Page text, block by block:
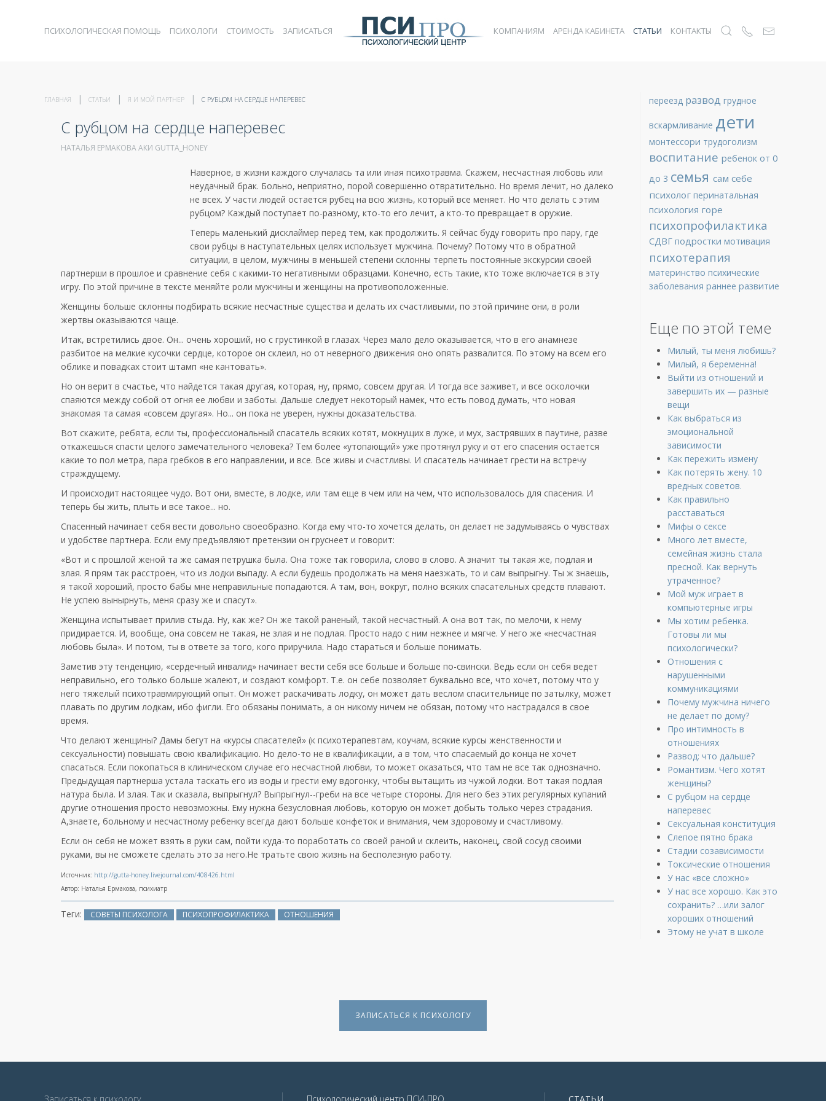
ПСИХОЛОГИЧЕСКАЯ ПОМОЩЬ ПСИХОЛОГИ СТОИМОСТЬ ЗАПИСАТЬСЯ КОМПАНИЯМ АРЕНДА КАБИНЕТА СТАТЬИ КОНТАКТЫ
ГЛАВНАЯ СТАТЬИ Я И МОЙ ПАРТНЕР С РУБЦОМ НА СЕРДЦЕ НАПЕРЕВЕС
С рубцом на сердце наперевес
НАТАЛЬЯ ЕРМАКОВА АКИ GUTTA_HONEY
Наверное, в жизни каждого случалась та или иная психотравма. Скажем, несчастная любовь или
неудачный брак. Больно, неприятно, порой совершенно отвратительно. Но время лечит, но далеко
не всех. У части людей остается рубец на всю жизнь, который все меняет. Но что делать с этим
рубцом? Каждый поступает по-разному, кто-то его лечит, а кто-то превращает в оружие.
Теперь маленький дисклаймер перед тем, как продолжить. Я сейчас буду говорить про пару, где
свои рубцы в наступательных целях использует мужчина. Почему? Потому что в обратной
ситуации, в целом, мужчины в меньшей степени склонны терпеть постоянные экскурсии своей
партнерши в прошлое и сравнение себя с какими-то негативными образцами. Конечно, есть такие, кто тоже включается в эту
игру. По этой причине в тексте меняйте роли мужчины и женщины на противоположенные.
Женщины больше склонны подбирать всякие несчастные существа и делать их счастливыми, по этой причине они, в роли
жертвы оказываются чаще.
Итак, встретились двое. Он... очень хороший, но с грустинкой в глазах. Через мало дело оказывается, что в его анамнезе
разбитое на мелкие кусочки сердце, которое он склеил, но от неверного движения оно опять развалится. По этому на всем его
облике и повадках стоит штамп «не кантовать».
Но он верит в счастье, что найдется такая другая, которая, ну, прямо, совсем другая. И тогда все заживет, и все осколочки
спаяются между собой от огня ее любви и заботы. Дальше следует некоторый намек, что есть повод думать, что новая
знакомая та самая «совсем другая». Но... он пока не уверен, нужны доказательства.
Вот скажите, ребята, если ты, профессиональный спасатель всяких котят, мокнущих в луже, и мух, застрявших в паутине, разве
откажешься спасти целого замечательного человека? Тем более «утопающий» уже протянул руку и от его спасения остается
какие то пол метра, пара гребков в его направлении, и все. Все живы и счастливы. И спасатель начинает грести на встречу
страждущему.
И происходит настоящее чудо. Вот они, вместе, в лодке, или там еще в чем или на чем, что использовалось для спасения. И
теперь бы жить, плыть и все такое... но.
Спасенный начинает себя вести довольно своеобразно. Когда ему что-то хочется делать, он делает не задумываясь о чувствах
и удобстве партнера. Если ему предъявляют претензии он груснеет и говорит:
«Вот и с прошлой женой та же самая петрушка была. Она тоже так говорила, слово в слово. А значит ты такая же, подлая и
злая. Я прям так расстроен, что из лодки выпаду. А если будешь продолжать на меня наезжать, то и сам выпрыгну. Ты ж знаешь,
я такой хороший, просто бабы мне неправильные попадаются. А там, вон, вокруг, полно всяких спасательных средств плавают.
Не успею вынырнуть, меня сразу же и спасут».
Женщина испытывает прилив стыда. Ну, как же? Он же такой раненый, такой несчастный. А она вот так, по мелочи, к нему
придирается. И, вообще, она совсем не такая, не злая и не подлая. Просто надо с ним нежнее и мягче. У него же «несчастная
любовь была». И потом, ты в ответе за того, кого приручила. Надо стараться и больше понимать.
Заметив эту тенденцию, «сердечный инвалид» начинает вести себя все больше и больше по-свински. Ведь если он себя ведет
неправильно, его только больше жалеют, и создают комфорт. Т.е. он себе позволяет буквально все, что хочет, потому что у
него тяжелый психотравмирующий опыт. Он может раскачивать лодку, он может дать веслом спасительнице по затылку, может
плавать по другим лодкам, ибо фигли. Его обязаны понимать, а он никому ничем не обязан, потому что настрадался в свое
время.
Что делают женщины? Дамы бегут на «курсы спасателей» (к психотерапевтам, коучам, всякие курсы женственности и
сексуальности) повышать свою квалификацию. Но дело-то не в квалификации, а в том, что спасаемый до конца не хочет
спасаться. Если покопаться в клиническом случае его несчастной любви, то может оказаться, что там не все так однозначно.
Предыдущая партнерша устала таскать его из воды и грести ему вдогонку, чтобы вытащить из чужой лодки. Вот такая подлая
натура была. И злая. Так и сказала, выпрыгнул? Выпрыгнул--греби на все четыре стороны. Для него без этих регулярных купаний
другие отношения просто невозможны. Ему нужна безусловная любовь, которую он может добыть только через страдания.
А,знаете, больному и несчастному ребенку всегда дают больше конфеток и внимания, чем здоровому и счастливому.
Если он себя не может взять в руки сам, пойти куда-то поработать со своей раной и склеить, наконец, свой сосуд своими
руками, вы не сможете сделать это за него.Не тратьте свою жизнь на бесполезную работу.
Источник: http://gutta-honey.livejournal.com/408426.html
Автор: Наталья Ермакова, психиатр
Теги: СОВЕТЫ ПСИХОЛОГА ПСИХОПРОФИЛАКТИКА ОТНОШЕНИЯ
переезд развод грудное
вскармливание дети
монтессори трудоголизм
воспитание ребенок от 0
до 3 семья сам себе
психолог перинатальная
психология горе
психопрофилактика
СДВГ подростки мотивация
психотерапия
материнство психические
заболевания раннее развитие
Еще по этой теме
Милый, ты меня любишь?
Милый, я беременна!
Выйти из отношений и
завершить их — разные
вещи
Как выбраться из
эмоциональной
зависимости
Как пережить измену
Как потерять жену. 10
вредных советов.
Как правильно
расставаться
Мифы о сексе
Много лет вместе,
семейная жизнь стала
пресной. Как вернуть
утраченное?
Мой муж играет в
компьютерные игры
Мы хотим ребенка.
Готовы ли мы
психологически?
Отношения с
нарушенными
коммуникациями
Почему мужчина ничего
не делает по дому?
Про интимность в
отношениях
Развод: что дальше?
Романтизм. Чего хотят
женщины?
С рубцом на сердце
наперевес
Сексуальная конституция
Слепое пятно брака
Стадии созависимости
Токсические отношения
У нас «все сложно»
У нас все хорошо. Как это
сохранить? …или залог
хороших отношений
Этому не учат в школе
ЗАПИСАТЬСЯ К ПСИХОЛОГУ